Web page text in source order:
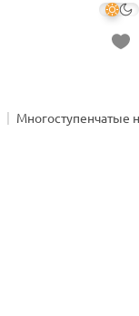
Многоступенчатые